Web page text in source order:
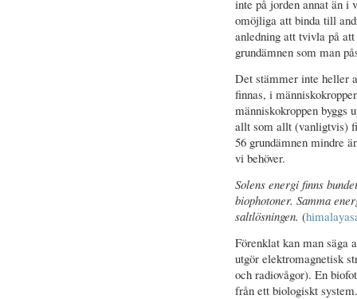
inte på jorden annat än i
omöjliga att binda till
anledning att tvivla på
grundämnen som man
Det stämmer inte heller
finnas, i
människokroppen byggs
allt som allt (vanligtvis)
56 grundämnen mindre
vi behöver.
Solens energi finns
biophotoner. Samma
saltlösningen. (
Förenklat kan man säga
utgör elektromagnetisk
och radiovågor). En
från ett biologiskt system.